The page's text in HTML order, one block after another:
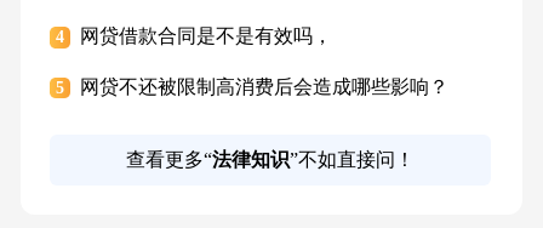
4 网贷借款合同是不是有效吗，
5 网贷不还被限制高消费后会造成哪些影响？
查看更多“法律知识”不如直接问！